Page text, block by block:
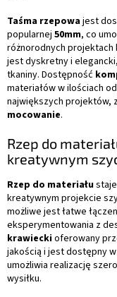
Taśma rzepowajest
popularnej 50mm, co
różnorodnych projektach
jest dyskretny i
tkaniny. Dostępność
materiałów w ilościach
największych projektów,
mocowanie.
Rzep do
kreatywnym
Rzep do materiału
kreatywnym projekcie
możliwe jest łatwe
eksperymentowania z
krawieckioferowany
jakością i jest dostępny w
umożliwia realizację
wysiłku.